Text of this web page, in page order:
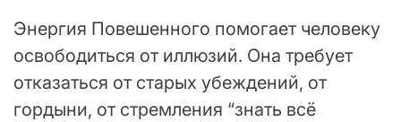
Энергия Повешенного помогает человеку
освободиться от иллюзий. Она требует
отказаться от старых убеждений, от
гордыни, от стремления “знать всё